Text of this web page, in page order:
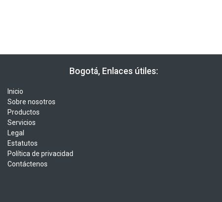
​​ Bogotá, Enlaces útiles:
Inicio
Sobre nosotros
Productos
Servicios
Legal
Estatutos
Política de privacidad
Contáctenos